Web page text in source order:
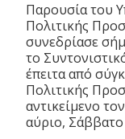
Παρουσία του
Πολιτικής
συνεδρίασε
το
έπειτα από
Πολιτικής
αντικείμενο
αύριο,